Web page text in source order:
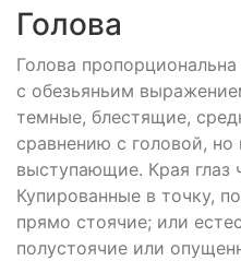
Голова
Голова
с обезьяньим
темные, блестящие,
сравнению с головой,
выступающие. Края глаз
Купированные в точку,
прямо стоячие; или
полустоячие или